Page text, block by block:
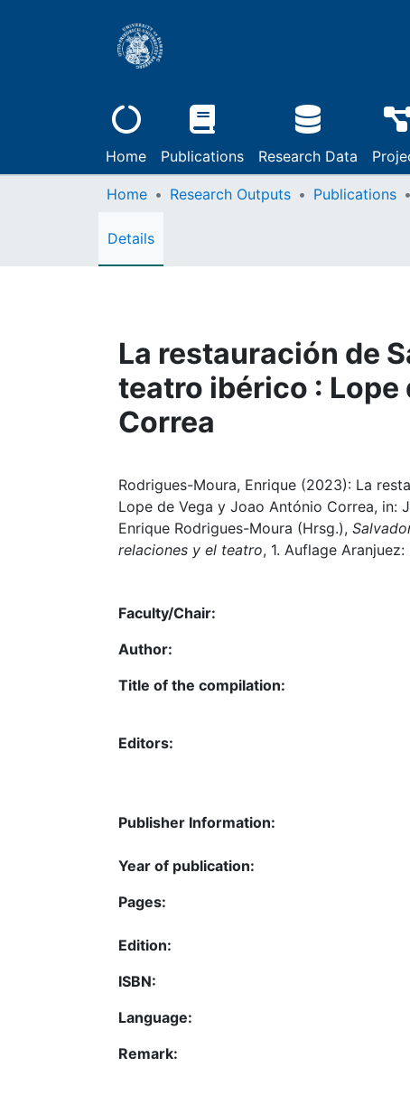
Home Publications Research Data
Home Research Outputs Publications
Details
La restauración de
teatro ibérico : Lope
Correa
Rodrigues-Moura, Enrique (2023): La
Lope de Vega y Joao António Correa, in:
Enrique Rodrigues-Moura (Hrsg.),
relaciones y el teatro, 1. Auflage
Faculty/Chair:
Author:
Title of the compilation:
Editors:
Publisher Information:
Year of publication:
Pages:
Edition:
ISBN:
Language:
Remark: